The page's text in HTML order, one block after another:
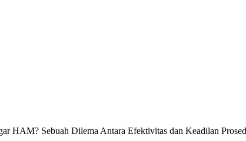
HAM? Sebuah Dilema Antara Efektivitas dan Keadilan